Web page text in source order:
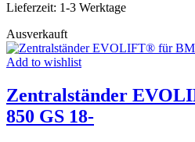
Lieferzeit: 1-3 Werktage
Ausverkauft
Add to wishlist
Zentralständer
850 GS 18-